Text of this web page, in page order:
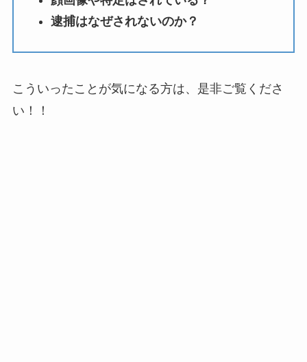
逮捕はなぜされないのか？
こういったことが気になる方は、是非ご覧くださ
い！！